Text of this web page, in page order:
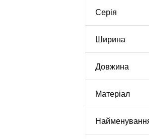
Серія
Ширина
Довжина
Матеріал